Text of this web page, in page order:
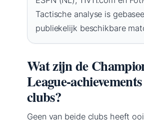
Tactische analyse is
publiekelijk beschikbare
Wat zijn de
League-
clubs?
Geen van beide clubs heeft